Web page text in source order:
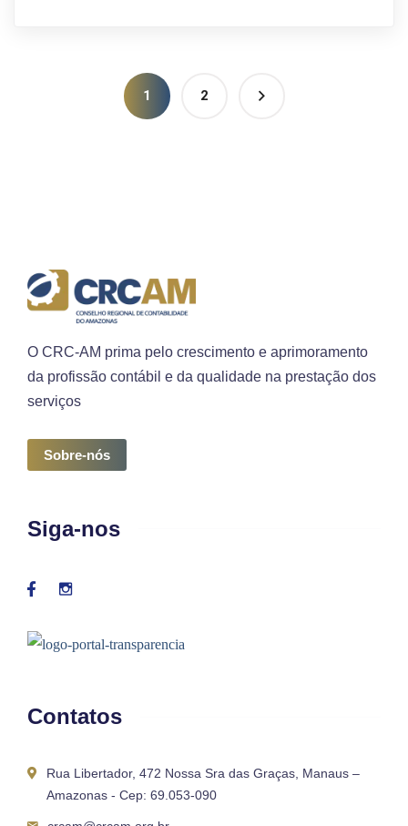
1 2
O CRC-AM prima pelo crescimento e aprimoramento
da profissão contábil e da qualidade na prestação dos
serviços
Sobre-nós
Siga-nos
Contatos
Rua Libertador, 472 Nossa Sra das Graças, Manaus –
Amazonas - Cep: 69.053-090